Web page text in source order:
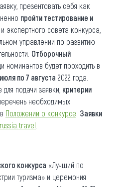
презентовать себя как
пройти тестирование и
экспертного совета конкурса,
управлении по развитию
Отборочный
номинантов будет проходить в
по 7 августа 2022 года.
подачи заявки, критерии
необходимых
Положении о конкурсе Заявки
конкурса «Лучший по
туризма» и церемония